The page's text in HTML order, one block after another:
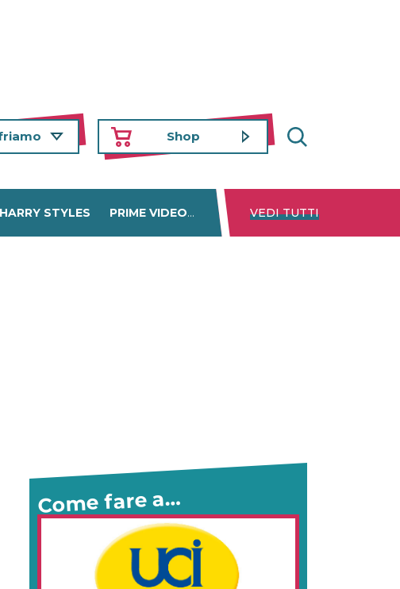
Shop
HARRY STYLES PRIME VIDEO DISNEY+ NETFLIX
VEDI TUTTI
Come fare a…